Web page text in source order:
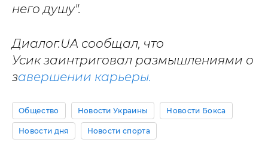
него душу".
Диалог.UA сообщал, что
Усик заинтриговал размышлениями о
завершении карьеры.
Общество Новости Украины Новости Бокса
Новости дня Новости спорта